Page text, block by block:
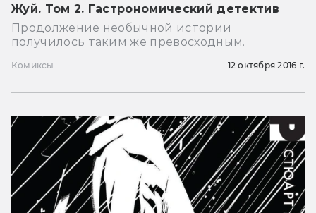
Жуй. Том 2. Гастрономический детектив
Продолжение необычной истории
получилось таким же превосходным.
Комиксы 12 октября 2016 г.